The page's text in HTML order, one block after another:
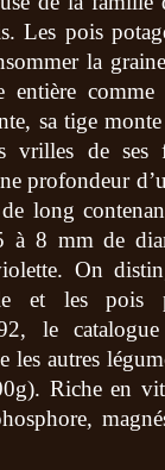
Les pois
la
sa tige
vrilles de ses
profondeur
long
à 8 mm de
On
et les pois
le
autres
Riche en